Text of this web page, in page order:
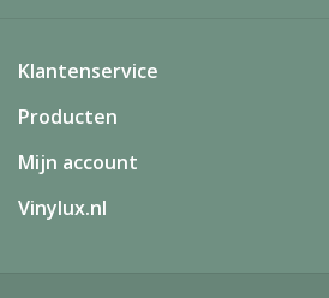
Klantenservice
Producten
Mijn account
Vinylux.nl